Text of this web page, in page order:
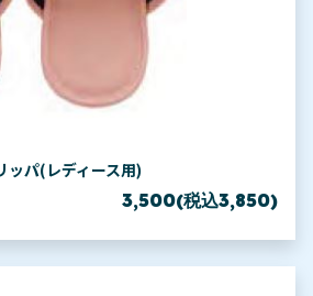
ッパ(レディース用)
3,500(税込3,850)